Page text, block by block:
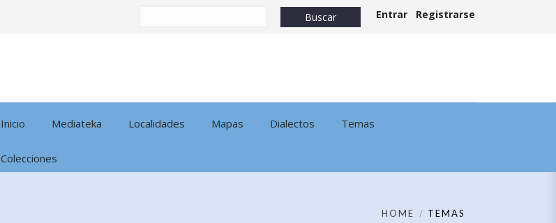
Entrar Registrarse
Inicio Mediateka Localidades Mapas Dialectos Temas
Colecciones
HOME TEMAS